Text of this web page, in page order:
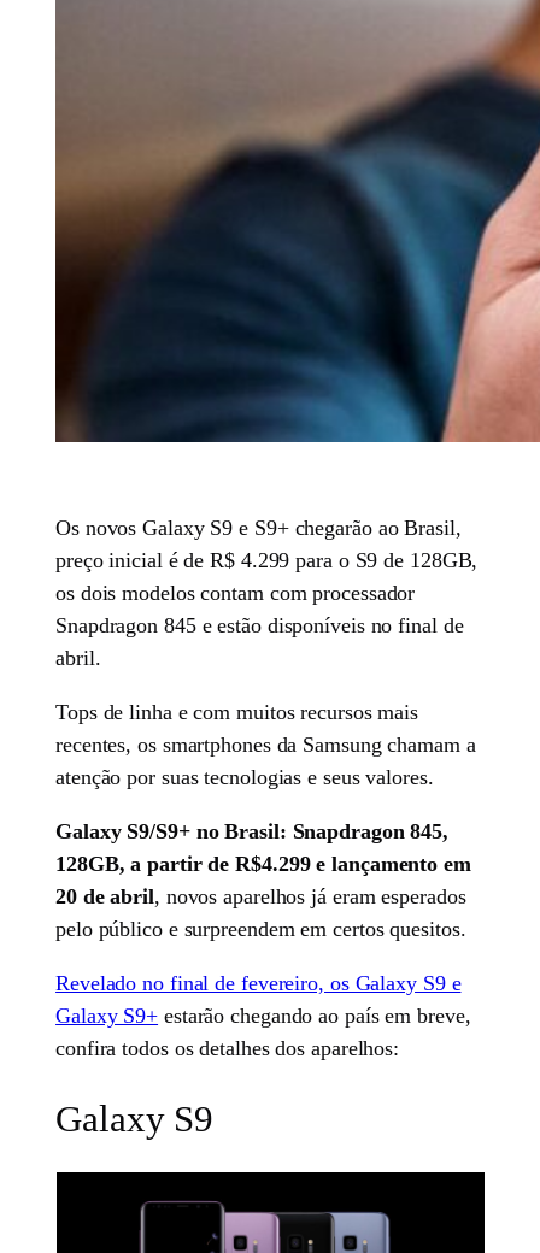
Os novos Galaxy S9 e S9+ chegarão ao Brasil,
preço inicial é de R$ 4.299 para o S9 de 128GB,
os dois modelos contam com processador
Snapdragon 845 e estão disponíveis no final de
abril.
Tops de linha e com muitos recursos mais
recentes, os smartphones da Samsung chamam a
atenção por suas tecnologias e seus valores.
Galaxy S9/S9+ no Brasil: Snapdragon 845,
128GB, a partir de R$4.299 e lançamento em
20 de abril, novos aparelhos já eram esperados
pelo público e surpreendem em certos quesitos.
Revelado no final de fevereiro, os Galaxy S9 e
Galaxy S9+ estarão chegando ao país em breve,
confira todos os detalhes dos aparelhos:
Galaxy S9